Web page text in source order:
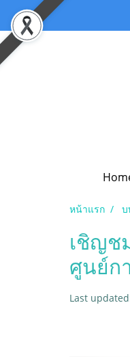
หน้าแรก บ
เชิญช
ศูนย์ก
Last